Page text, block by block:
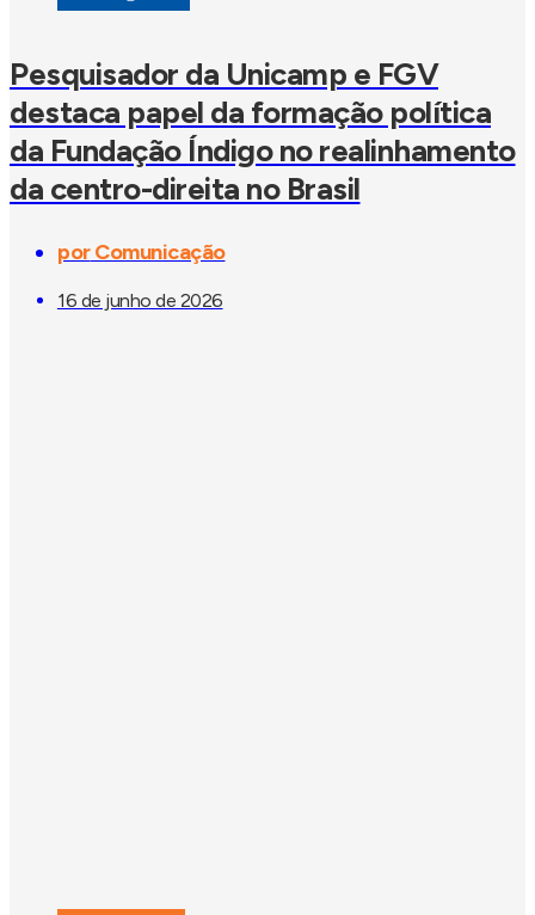
Pesquisador da Unicamp e FGV
destaca papel da formação política
da Fundação Índigo no realinhamento
da centro-direita no Brasil
porComunicação
16 de junho de 2026